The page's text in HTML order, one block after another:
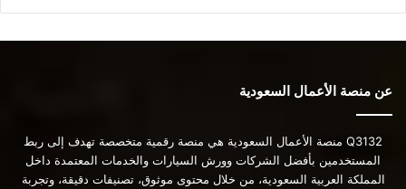
عن منصة الأعمال السعودية
Q3132 منصة الأعمال السعودية هي منصة رقمية متخصصة تهدف إلى ربط
المستخدمين بأفضل الشركات وورش السيارات والخدمات المعتمدة داخل
المملكة العربية السعودية، من خلال محتوى موثوق، تصنيفات دقيقة، وتجربة